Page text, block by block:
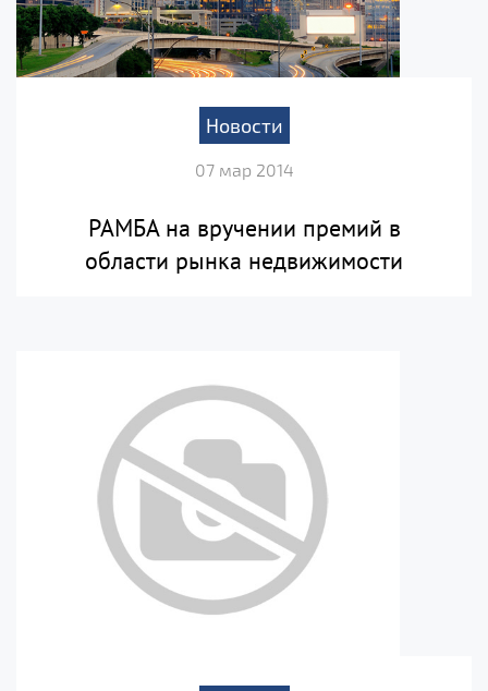
Новости
07 мар 2014
РАМБА на вручении премий в
области рынка недвижимости